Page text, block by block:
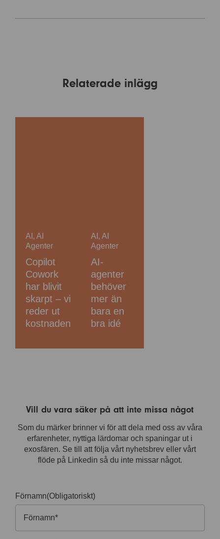
Relaterade inlägg
Copilot
Cowork
har blivit
skarpt – vi
reder ut
kostnaden
AI , AI
Agenter
AI-
agenter
behöver
mer än
bara en
bra idé
AI , AI
Agenter
Vill du vara säker på att inte missa något
Som du märker brinner vi för att dela med oss av våra
erfarenheter, nyttiga lärdomar och spaningar ut i
exosfären. Se till att följa vårt nyhetsbrev eller vårt
flöde på Linkedin så du inte missar något.
Förnamn(Obligatoriskt)